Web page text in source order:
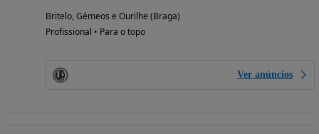
Britelo, Gémeos e Ourilhe (Braga)
Profissional • Para o topo
Ver anúncios